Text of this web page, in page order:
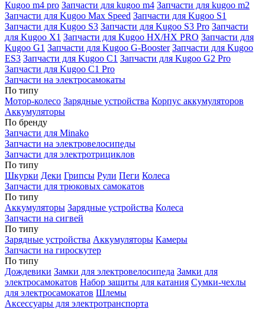
Кugoo m4 pro Запчасти для kugoo m4 Запчасти для kugoo m2
Запчасти для Kugoo Max Speed Запчасти для Kugoo S1
Запчасти для Kugoo S3 Запчасти для Kugoo S3 Pro Запчасти
для Kugoo X1 Запчасти для Kugoo HX/HX PRO Запчасти для
Kugoo G1 Запчасти для Kugoo G-Booster Запчасти для Kugoo
ES3 Запчасти для Kugoo C1 Запчасти для Kugoo G2 Pro
Запчасти для Kugoo C1 Pro
Запчасти на электросамокаты
По типу
Мотор-колесо Зарядные устройства Корпус аккумуляторов
Аккумуляторы
По бренду
Запчасти для Minako
Запчасти на электровелосипеды
Запчасти для электротрициклов
По типу
Шкурки Деки Грипсы Рули Пеги Колеса
Запчасти для трюковых самокатов
По типу
Аккумуляторы Зарядные устройства Колеса
Запчасти на сигвей
По типу
Зарядные устройства Аккумуляторы Камеры
Запчасти на гироскутер
По типу
Дождевики Замки для электровелосипеда Замки для
электросамокатов Набор защиты для катания Сумки-чехлы
для электросамокатов Шлемы
Аксессуары для электротранспорта